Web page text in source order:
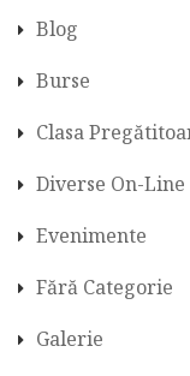
Blog
Burse
Clasa
Diverse On-Line
Evenimente
Fără Categorie
Galerie